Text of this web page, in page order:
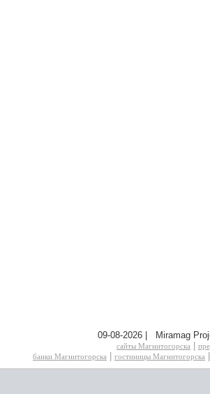
09-08-2026 | Miramag
сайты Магнитогорска
банки Магнитогорска
гостиницы Магнитогорска